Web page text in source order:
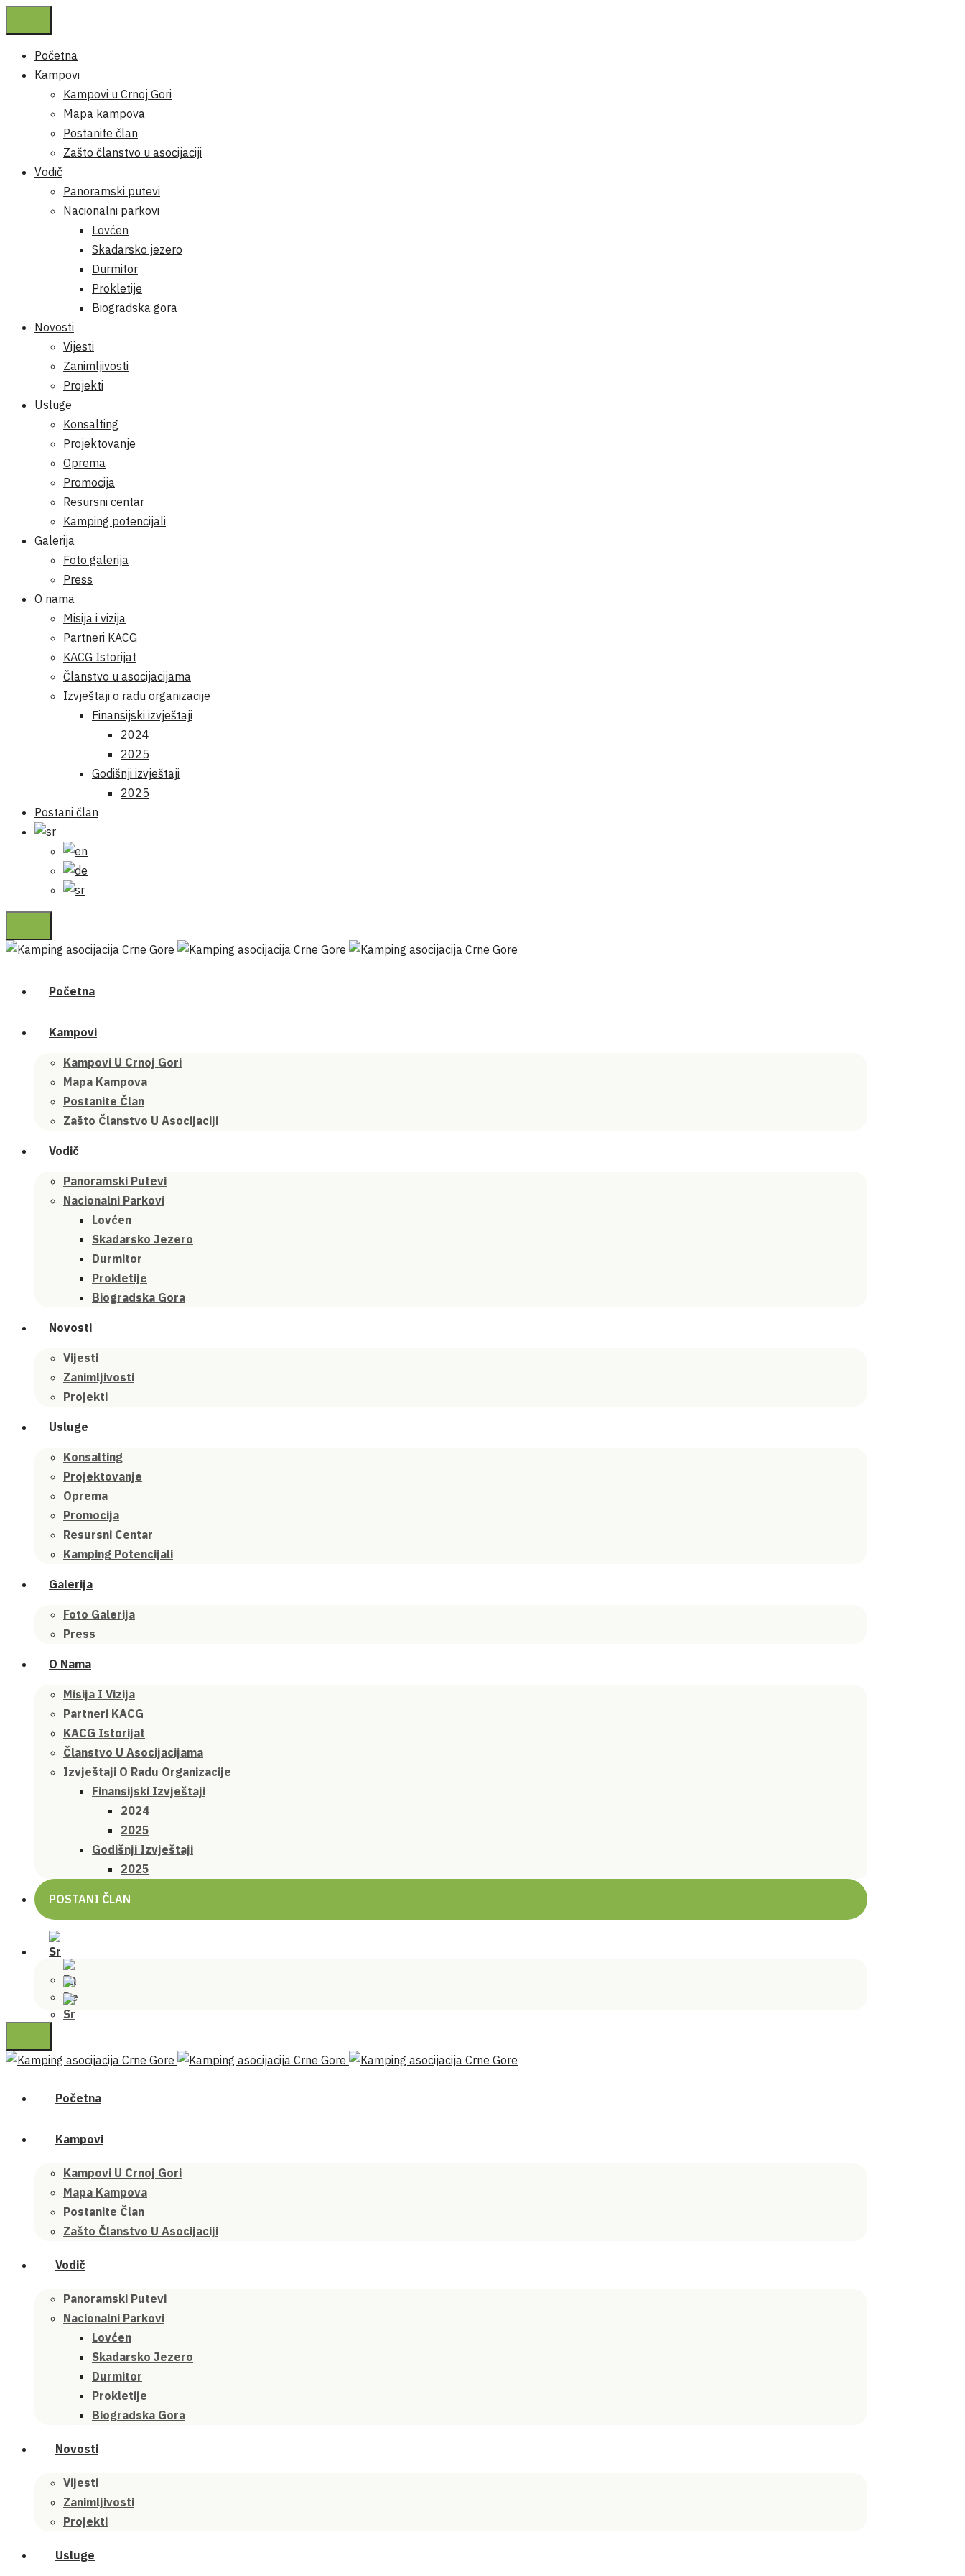
Početna
Kampovi
Kampovi u Crnoj Gori
Mapa kampova
Postanite član
Zašto članstvo u asocijaciji
Vodič
Panoramski putevi
Nacionalni parkovi
Lovćen
Skadarsko jezero
Durmitor
Prokletije
Biogradska gora
Novosti
Vijesti
Zanimljivosti
Projekti
Usluge
Konsalting
Projektovanje
Oprema
Promocija
Resursni centar
Kamping potencijali
Galerija
Foto galerija
Press
O nama
Misija i vizija
Partneri KACG
KACG Istorijat
Članstvo u asocijacijama
Izvještaji o radu organizacije
Finansijski izvještaji
2024
2025
Godišnji izvještaji
2025
Postani član
Početna
Kampovi
Kampovi U Crnoj Gori
Mapa Kampova
Postanite Član
Zašto Članstvo U Asocijaciji
Vodič
Panoramski Putevi
Nacionalni Parkovi
Lovćen
Skadarsko Jezero
Durmitor
Prokletije
Biogradska Gora
Novosti
Vijesti
Zanimljivosti
Projekti
Usluge
Konsalting
Projektovanje
Oprema
Promocija
Resursni Centar
Kamping Potencijali
Galerija
Foto Galerija
Press
O Nama
Misija I Vizija
Partneri KACG
KACG Istorijat
Članstvo U Asocijacijama
Izvještaji O Radu Organizacije
Finansijski Izvještaji
2024
2025
Godišnji Izvještaji
2025
POSTANI ČLAN
Početna
Kampovi
Kampovi U Crnoj Gori
Mapa Kampova
Postanite Član
Zašto Članstvo U Asocijaciji
Vodič
Panoramski Putevi
Nacionalni Parkovi
Lovćen
Skadarsko Jezero
Durmitor
Prokletije
Biogradska Gora
Novosti
Vijesti
Zanimljivosti
Projekti
Usluge